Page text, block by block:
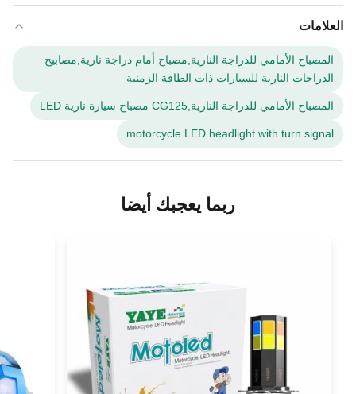
العلامات
المصباح الأمامي للدراجة النارية,مصباح أمام دراجة نارية,مصابيح
الدراجات النارية للسيارات ذات الطاقة الزمنية
المصباح الأمامي للدراجة النارية,CG125 مصباح سيارة نارية LED
motorcycle LED headlight with turn signal
ربما يعجبك أيضا